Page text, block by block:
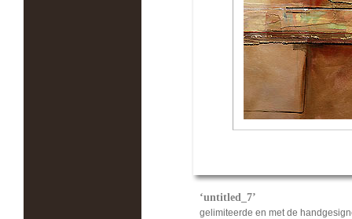
‘untitled_7’
gelimiteerde en met de